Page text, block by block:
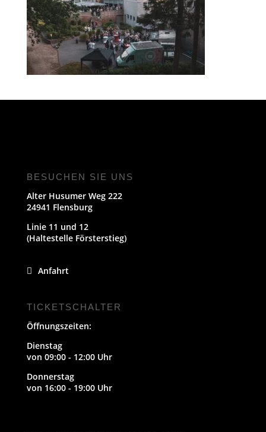
BESUCHEN SIE UNS
Alter Husumer Weg 222
24941 Flensburg
Linie 11 und 12
(Haltestelle Försterstieg)
Anfahrt
TICKETSCHALTER
Öffnungszeiten:
Dienstag
von 09:00 - 12:00 Uhr
Donnerstag
von 16:00 - 19:00 Uhr